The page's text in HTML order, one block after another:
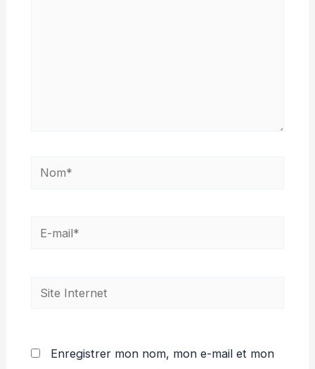
Nom*
E-
Site
Enregistrer mon nom, mon e-mail et mon